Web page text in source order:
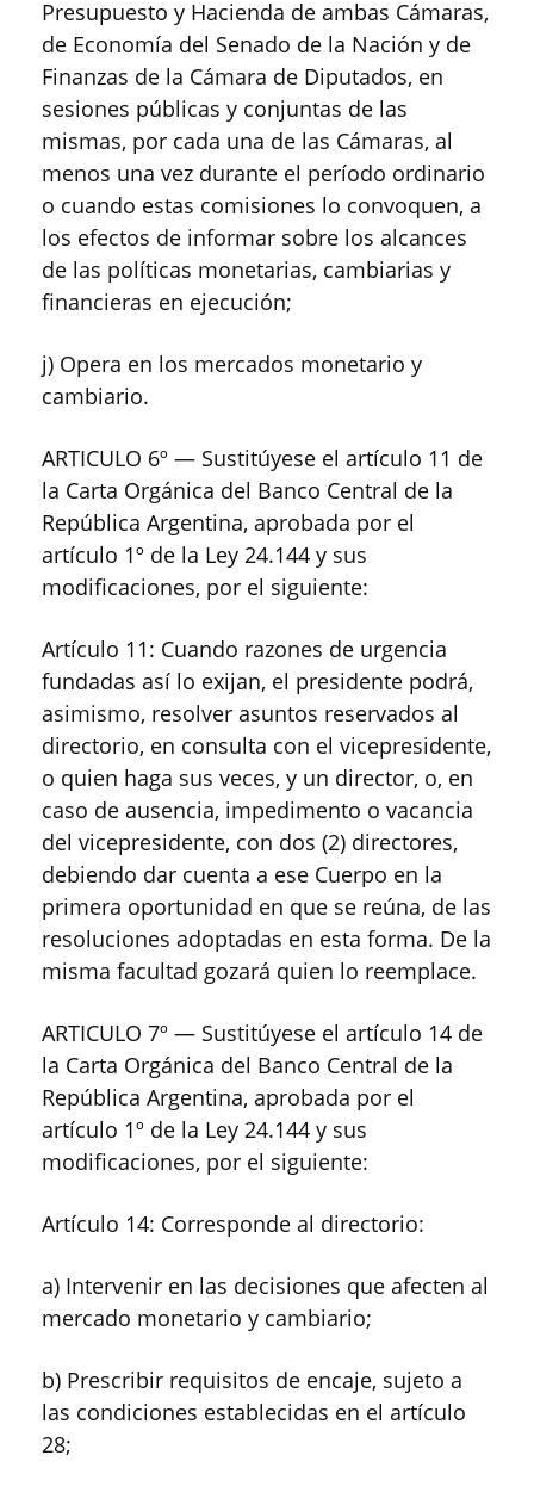
Presupuesto y Hacienda de ambas Cámaras,
de Economía del Senado de la Nación y de
Finanzas de la Cámara de Diputados, en
sesiones públicas y conjuntas de las
mismas, por cada una de las Cámaras, al
menos una vez durante el período ordinario
o cuando estas comisiones lo convoquen, a
los efectos de informar sobre los alcances
de las políticas monetarias, cambiarias y
financieras en ejecución;
j) Opera en los mercados monetario y
cambiario.
ARTICULO 6º — Sustitúyese el artículo 11 de
la Carta Orgánica del Banco Central de la
República Argentina, aprobada por el
artículo 1º de la Ley 24.144 y sus
modificaciones, por el siguiente:
Artículo 11: Cuando razones de urgencia
fundadas así lo exijan, el presidente podrá,
asimismo, resolver asuntos reservados al
directorio, en consulta con el vicepresidente,
o quien haga sus veces, y un director, o, en
caso de ausencia, impedimento o vacancia
del vicepresidente, con dos (2) directores,
debiendo dar cuenta a ese Cuerpo en la
primera oportunidad en que se reúna, de las
resoluciones adoptadas en esta forma. De la
misma facultad gozará quien lo reemplace.
ARTICULO 7º — Sustitúyese el artículo 14 de
la Carta Orgánica del Banco Central de la
República Argentina, aprobada por el
artículo 1º de la Ley 24.144 y sus
modificaciones, por el siguiente:
Artículo 14: Corresponde al directorio:
a) Intervenir en las decisiones que afecten al
mercado monetario y cambiario;
b) Prescribir requisitos de encaje, sujeto a
las condiciones establecidas en el artículo
28;